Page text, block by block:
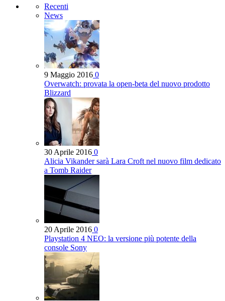
Recenti
News
9 Maggio 2016 0
Overwatch: provata la open-beta del nuovo prodotto
Blizzard
30 Aprile 2016 0
Alicia Vikander sarà Lara Croft nel nuovo film dedicato
a Tomb Raider
20 Aprile 2016 0
Playstation 4 NEO: la versione più potente della
console Sony